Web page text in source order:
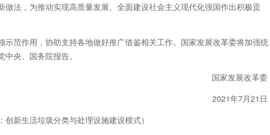
法，为推动实现高质量发展、全面建设社会主义现代化强国作出积极贡
范作用，协助支持各地做好推广借鉴相关工作。国家发展改革委将加强统
央、国务院报告。
国家发展改革委
2021年7月21日
新生活垃圾分类与处理设施建设模式）